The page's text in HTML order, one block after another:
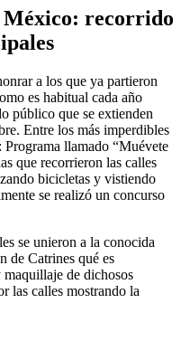
México: recorrido
a los que ya partieron
es habitual cada año
público que se extienden
Entre los más imperdibles
Programa llamado “Muévete
que recorrieron las calles
bicicletas y vistiendo
se realizó un concurso
se unieron a la conocida
de Catrines qué es
maquillaje de dichosos
las calles mostrando la